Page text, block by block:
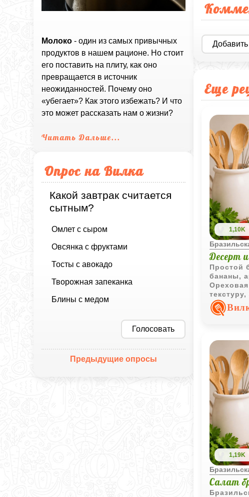
Молоко - один из самых привычных
продуктов в нашем рационе. Но стоит
его поставить на плиту, как оно
превращается в источник
неожиданностей. Почему оно
«убегает»? Как этого избежать? И что
это может рассказать нам о жизни?
Читать Дальше...
Опрос на Вилка
Какой завтрак считается
сытным?
Омлет с сыром
Овсянка с фруктами
Тосты с авокадо
Творожная запеканка
Блины с медом
Голосовать
Предыдущие опросы
Еще
1,10K
Десерт
Простой
бананы,
1,19K
Салат